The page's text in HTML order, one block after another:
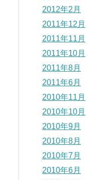
2012年2月
2011年12月
2011年11月
2011年10月
2011年8月
2011年6月
2010年11月
2010年10月
2010年9月
2010年8月
2010年7月
2010年6月